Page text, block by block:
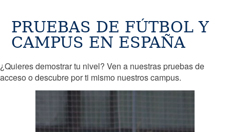
PRUEBAS DE FÚTBOL Y
CAMPUS EN ESPAÑA
¿Quieres demostrar tu nivel? Ven a nuestras pruebas de
acceso o descubre por ti mismo nuestros campus.